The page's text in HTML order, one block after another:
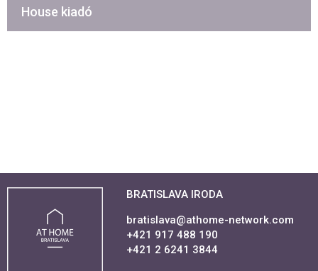
House kiadó
BRATISLAVA IRODA
bratislava@athome-network.com
+421 917 488 190
+421 2 6241 3844